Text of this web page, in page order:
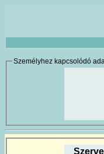
Személyhez kapcsolódó